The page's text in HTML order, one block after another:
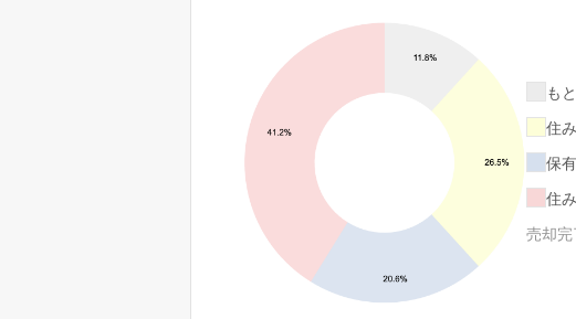
も
住
保
住
売却